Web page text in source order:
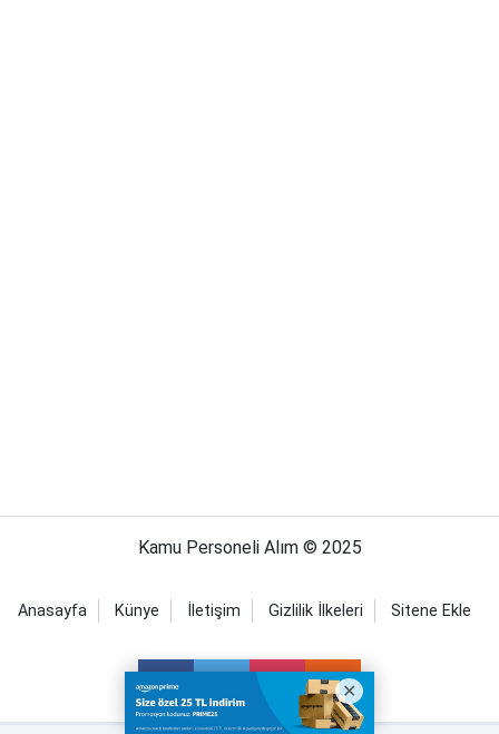
Kamu Personeli Alım © 2025
Anasayfa Künye İletişim Gizlilik İlkeleri Sitene Ekle